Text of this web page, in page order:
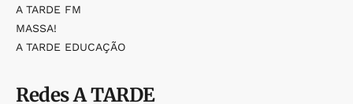
A TARDE FM
MASSA!
A TARDE EDUCAÇÃO
RedesA TARDE